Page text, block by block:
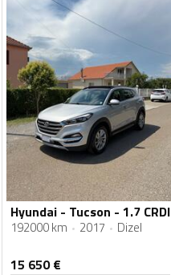
Hyundai - Tucson - 1.7 CRDI
192000 km 2017 Dizel
15 650€